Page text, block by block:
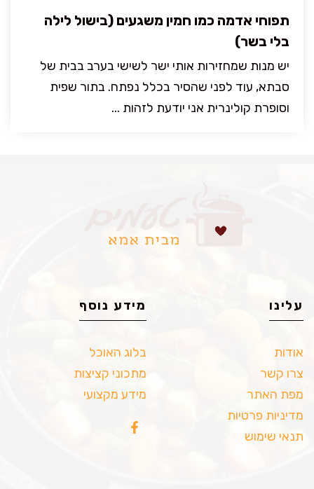
תפוחי אדמה כמו חמין משגעים (בישול לילה
בלי בשר)
יש מנות שמחזירות אותי ישר לשישי בערב בבית של
סבתא, עוד לפני שהסיר בכלל נפתח. בתור שפית
וסופרת קולינרית אני יודעת לזהות ...
עלינו
אודות
צרו קשר
מפת האתר
מדיניות פרטיות
תנאי שימוש
מידע נוסף
בלוג האוכל
מתכוני קציצות
מידע מקצועי